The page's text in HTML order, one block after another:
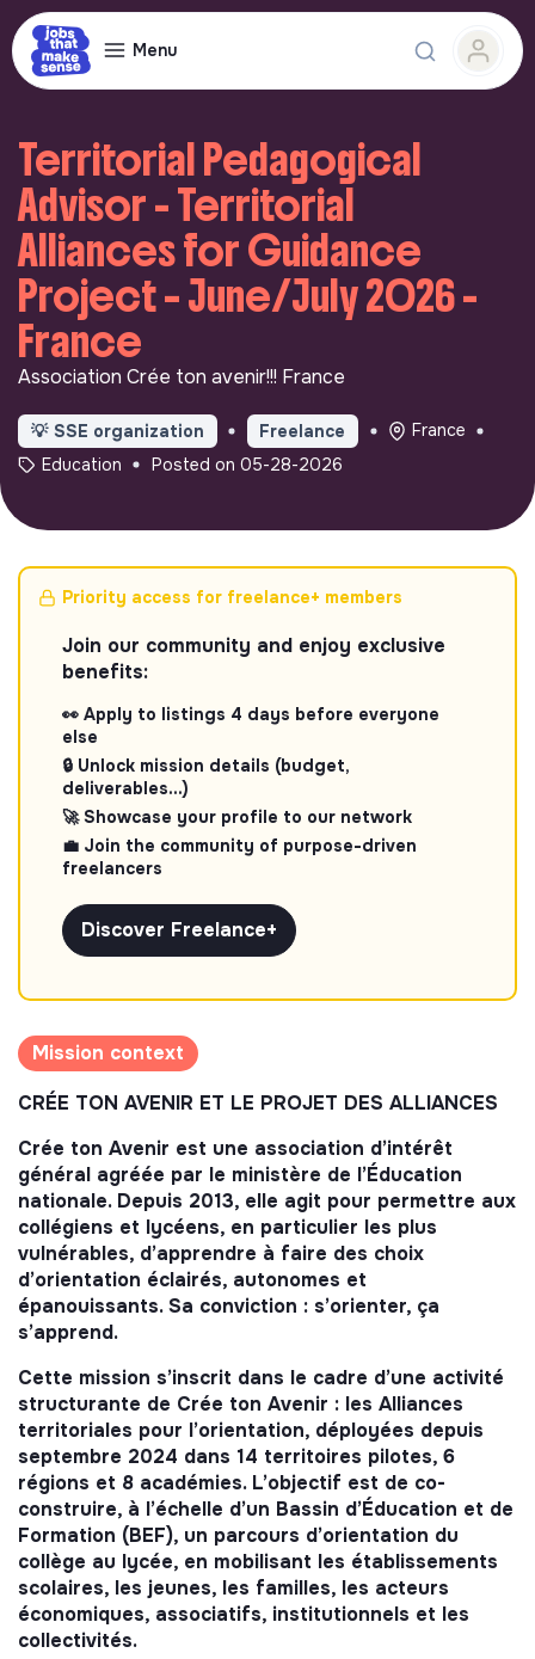
Menu
Territorial Pedagogical
Advisor - Territorial
Alliances for Guidance
Project – June/July 2026 -
France
Association Crée ton avenir!!! France
💡 SSE organization Freelance
France
Education
Posted on 05-28-2026
Priority access for freelance+ members
Join our community and enjoy exclusive
benefits:
👀 Apply to listings 4 days before everyone
else
🔒 Unlock mission details (budget,
deliverables...)
🚀 Showcase your profile to our network
💼 Join the community of purpose-driven
freelancers
Discover Freelance+
Mission context
CRÉE TON AVENIR ET LE PROJET DES ALLIANCES
Crée ton Avenir est une association d’intérêt
général agréée par le ministère de l’Éducation
nationale. Depuis 2013, elle agit pour permettre aux
collégiens et lycéens, en particulier les plus
vulnérables, d’apprendre à faire des choix
d’orientation éclairés, autonomes et
épanouissants. Sa conviction : s’orienter, ça
s’apprend.
Cette mission s’inscrit dans le cadre d’une activité
structurante de Crée ton Avenir : les Alliances
territoriales pour l’orientation, déployées depuis
septembre 2024 dans 14 territoires pilotes, 6
régions et 8 académies. L’objectif est de co-
construire, à l’échelle d’un Bassin d’Éducation et de
Formation (BEF), un parcours d’orientation du
collège au lycée, en mobilisant les établissements
scolaires, les jeunes, les familles, les acteurs
économiques, associatifs, institutionnels et les
collectivités.